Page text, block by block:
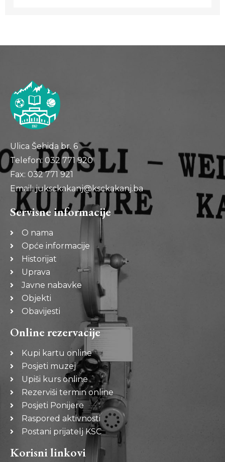
Ulica Šehida br. 6
Telefon: 032 771 920
Fax: 032 771 921
Email: juksckakanj@ksckakanj.ba
Servisne informacije
O nama
Opće informacije
Historijat
Uprava
Javne nabavke
Objekti
Obavijesti
Online rezervacije
Kupi kartu online
Posjeti muzej
Upiši kurs online
Rezerviši termin online
Posjeti Ponijere
Raspored aktivnosti
Postani prijatelj KSC
Korisni linkovi